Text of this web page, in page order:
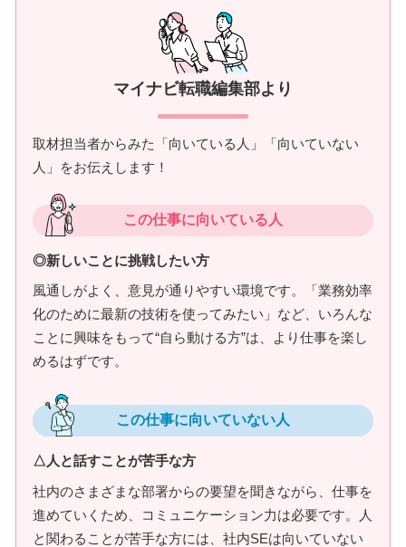
マイナビ転職編集部より
取材担当者からみた「向いている人」「向いていない
人」をお伝えします！
この仕事に向いている人
◎新しいことに挑戦したい方
風通しがよく、意見が通りやすい環境です。「業務効率
化のために最新の技術を使ってみたい」など、いろんな
ことに興味をもって“自ら動ける方”は、より仕事を楽し
めるはずです。
この仕事に向いていない人
△人と話すことが苦手な方
社内のさまざまな部署からの要望を聞きながら、仕事を
進めていくため、コミュニケーション力は必要です。人
と関わることが苦手な方には、社内SEは向いていない